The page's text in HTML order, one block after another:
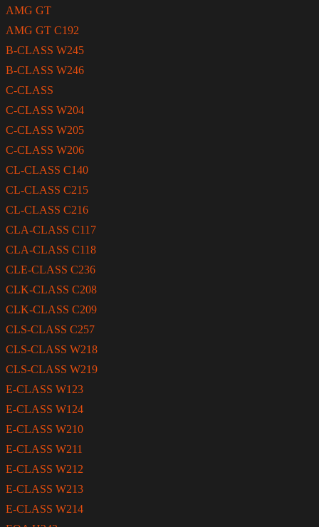
AMG GT
AMG GT C192
B-CLASS W245
B-CLASS W246
C-CLASS
C-CLASS W204
C-CLASS W205
C-CLASS W206
CL-CLASS C140
CL-CLASS C215
CL-CLASS C216
CLA-CLASS C117
CLA-CLASS C118
CLE-CLASS C236
CLK-CLASS C208
CLK-CLASS C209
CLS-CLASS C257
CLS-CLASS W218
CLS-CLASS W219
E-CLASS W123
E-CLASS W124
E-CLASS W210
E-CLASS W211
E-CLASS W212
E-CLASS W213
E-CLASS W214